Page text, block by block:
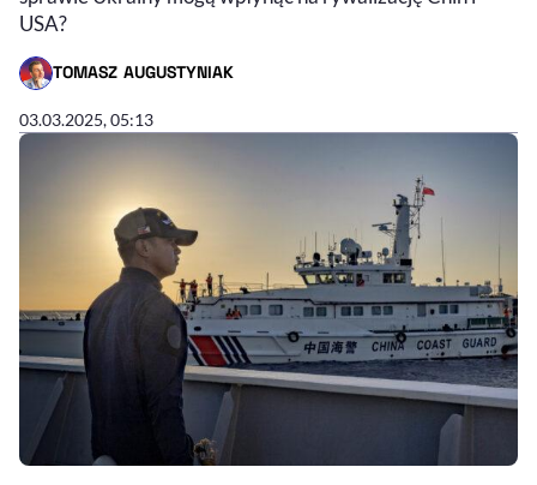
USA?
TOMASZ AUGUSTYNIAK
- AUTOR ARTYKUŁU - PROFIL
03.03.2025, 05:13